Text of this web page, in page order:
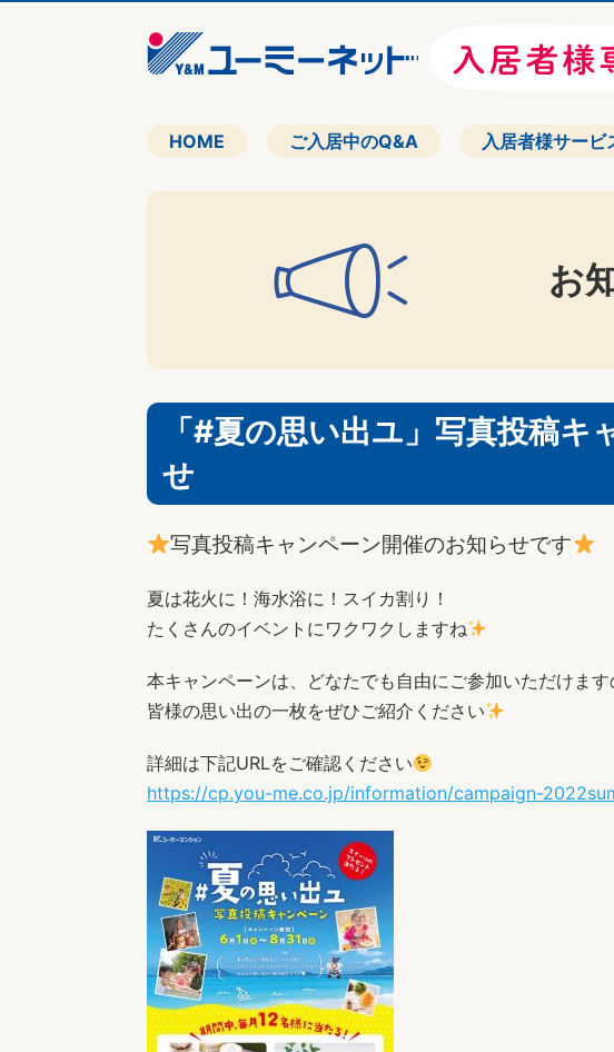
HOME ご入居中のQ&A 入居者様サービ
お
「#夏の思い出ユ」写真投稿キ
せ
写真投稿キャンペーン開催のお知らせです
夏は花火に！海水浴に！スイカ割り！
たくさんのイベントにワクワクしますね
本キャンペーンは、どなたでも自由にご参加いただけます
皆様の思い出の一枚をぜひご紹介ください
詳細は下記URLをご確認ください
https://cp.you-me.co.jp/information/campaign-